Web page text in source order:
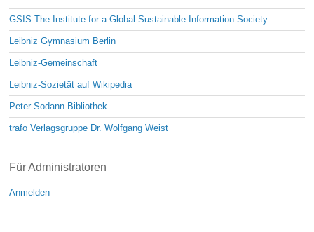
GSIS The Institute for a Global Sustainable Information Society
Leibniz Gymnasium Berlin
Leibniz-Gemeinschaft
Leibniz-Sozietät auf Wikipedia
Peter-Sodann-Bibliothek
trafo Verlagsgruppe Dr. Wolfgang Weist
Für Administratoren
Anmelden